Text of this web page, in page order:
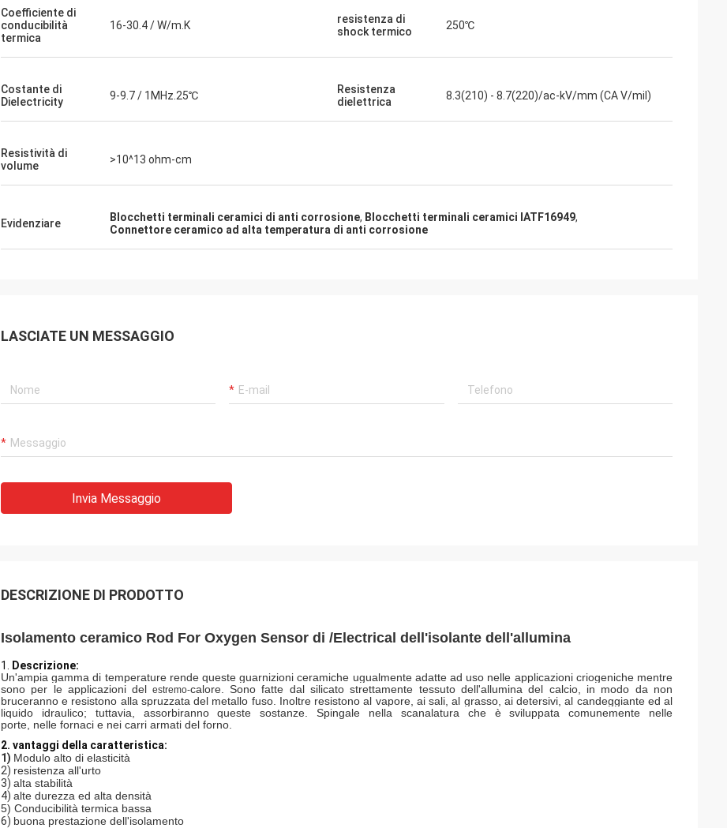
Coefficiente di
conducibilità
termica
16-30.4 / W/m.K
resistenza di
shock termico
250℃
Costante di
Dielectricity
9-9.7 / 1MHz.25℃
Resistenza
dielettrica
8.3(210) - 8.7(220)/ac-kV/mm (CA V/mil)
Resistività di
volume
>10^13 ohm-cm
Evidenziare Blocchetti terminali ceramici di anti corrosione, Blocchetti terminali ceramici IATF16949,
Connettore ceramico ad alta temperatura di anti corrosione
LASCIATE UN MESSAGGIO
Invia Messaggio
DESCRIZIONE DI PRODOTTO
Isolamento ceramico Rod For Oxygen Sensor di /Electrical dell'isolante dell'allumina
1.
Descrizione:
Un'ampia gamma di temperature rende queste guarnizioni ceramiche ugualmente adatte ad uso nelle applicazioni criogeniche mentre
sono per le applicazioni del estremo-calore. Sono fatte dal silicato strettamente tessuto dell'allumina del calcio,
in modo da non
bruceranno e resistono alla spruzzata del metallo fuso. Inoltre resistono al vapore, ai sali, al grasso, ai detersivi, al candeggiante ed al
liquido
idraulico; tuttavia, assorbiranno queste sostanze.
Spingale nella scanalatura che è sviluppata comunemente nelle
porte, nelle fornaci e nei carri armati del forno
2. vantaggi della caratteristica:
1) Modulo alto di elasticità
2) resistenza all'urto
3) alta stabilità
4) alte durezza ed alta densità
5) Conducibilità termica bassa
6) buona prestazione dell'isolamento